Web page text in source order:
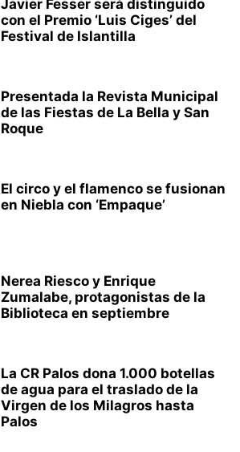
Javier Fesser será distinguido
con el Premio ‘Luis Ciges’ del
Festival de Islantilla
Presentada la Revista Municipal
de las Fiestas de La Bella y San
Roque
El circo y el flamenco se fusionan
en Niebla con ‘Empaque’
Nerea Riesco y Enrique
Zumalabe, protagonistas de la
Biblioteca en septiembre
La CR Palos dona 1.000 botellas
de agua para el traslado de la
Virgen de los Milagros hasta
Palos